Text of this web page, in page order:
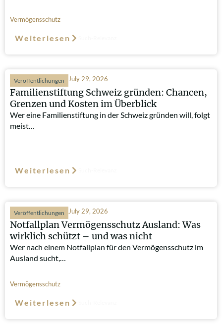
Vermögensschutz
Weiterlesen
Veröffentlichungen July 29, 2026
Familienstiftung Schweiz gründen: Chancen,
Grenzen und Kosten im Überblick
Wer eine Familienstiftung in der Schweiz gründen will, folgt
meist…
Weiterlesen
Veröffentlichungen July 29, 2026
Notfallplan Vermögensschutz Ausland: Was
wirklich schützt – und was nicht
Wer nach einem Notfallplan für den Vermögensschutz im
Ausland sucht,…
Vermögensschutz
Weiterlesen